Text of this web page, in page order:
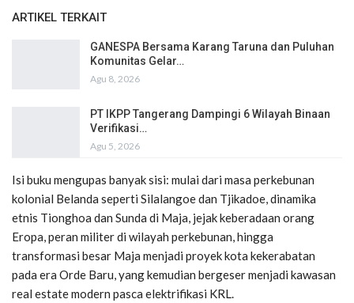
ARTIKEL TERKAIT
GANESPA Bersama Karang Taruna dan Puluhan
Komunitas Gelar…
Agu 8, 2026
PT IKPP Tangerang Dampingi 6 Wilayah Binaan
Verifikasi…
Agu 5, 2026
Isi buku mengupas banyak sisi: mulai dari masa perkebunan
kolonial Belanda seperti Silalangoe dan Tjikadoe, dinamika
etnis Tionghoa dan Sunda di Maja, jejak keberadaan orang
Eropa, peran militer di wilayah perkebunan, hingga
transformasi besar Maja menjadi proyek kota kekerabatan
pada era Orde Baru, yang kemudian bergeser menjadi kawasan
real estate modern pasca elektrifikasi KRL.